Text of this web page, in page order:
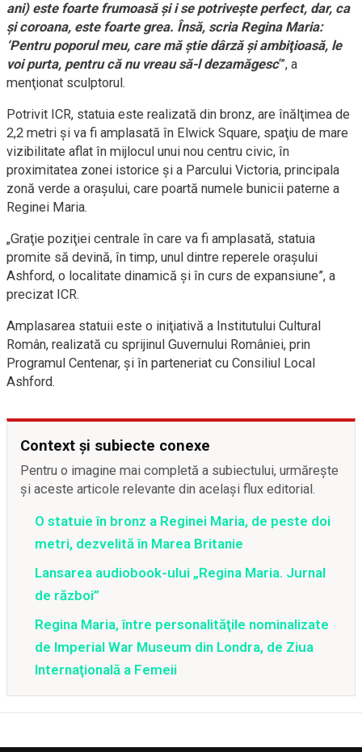
ani) este foarte frumoasă şi i se potriveşte perfect, dar, ca
şi coroana, este foarte grea. Însă, scria Regina Maria:
‘Pentru poporul meu, care mă ştie dârză şi ambiţioasă, le
voi purta, pentru că nu vreau să-l dezamăgesc‘”, a
menţionat sculptorul.
Potrivit ICR, statuia este realizată din bronz, are înălţimea de
2,2 metri şi va fi amplasată în Elwick Square, spaţiu de mare
vizibilitate aflat în mijlocul unui nou centru civic, în
proximitatea zonei istorice şi a Parcului Victoria, principala
zonă verde a oraşului, care poartă numele bunicii paterne a
Reginei Maria.
„Graţie poziţiei centrale în care va fi amplasată, statuia
promite să devină, în timp, unul dintre reperele oraşului
Ashford, o localitate dinamică şi în curs de expansiune”, a
precizat ICR.
Amplasarea statuii este o iniţiativă a Institutului Cultural
Român, realizată cu sprijinul Guvernului României, prin
Programul Centenar, şi în parteneriat cu Consiliul Local
Ashford.
Context și subiecte conexe
Pentru o imagine mai completă a subiectului, urmărește
și aceste articole relevante din același flux editorial.
O statuie în bronz a Reginei Maria, de peste doi
metri, dezvelită în Marea Britanie
Lansarea audiobook-ului „Regina Maria. Jurnal
de război”
Regina Maria, între personalităţile nominalizate
de Imperial War Museum din Londra, de Ziua
Internaţională a Femeii